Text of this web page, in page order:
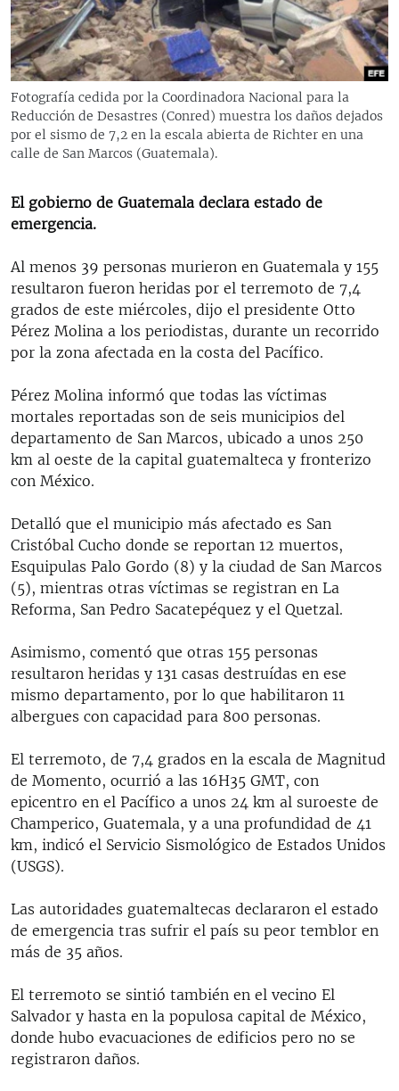
RADIO MARTÍ
ESPECIALES
ESPECIALES
LA REALIDAD DE LA VIVIENDA EN CUBA
SER VIEJO EN CUBA
LOS SANTOS DE HIALEAH
LA INVASIÓN DE RUSIA A UCRANIA
MULTIMEDIA
EDITORIALES
SÍGUENOS
Fotografía cedida por la Coordinadora Nacional para la
Reducción de Desastres (Conred) muestra los daños dejados
por el sismo de 7,2 en la escala abierta de Richter en una
calle de San Marcos (Guatemala).
El gobierno de Guatemala declara estado de
emergencia.
Al menos 39 personas murieron en Guatemala y 155
resultaron fueron heridas por el terremoto de 7,4
grados de este miércoles, dijo el presidente Otto
Pérez Molina a los periodistas, durante un recorrido
por la zona afectada en la costa del Pacífico.
Pérez Molina informó que todas las víctimas
mortales reportadas son de seis municipios del
departamento de San Marcos, ubicado a unos 250
km al oeste de la capital guatemalteca y fronterizo
con México.
Detalló que el municipio más afectado es San
Cristóbal Cucho donde se reportan 12 muertos,
Esquipulas Palo Gordo (8) y la ciudad de San Marcos
(5), mientras otras víctimas se registran en La
Reforma, San Pedro Sacatepéquez y el Quetzal.
Asimismo, comentó que otras 155 personas
resultaron heridas y 131 casas destruídas en ese
mismo departamento, por lo que habilitaron 11
albergues con capacidad para 800 personas.
El terremoto, de 7,4 grados en la escala de Magnitud
de Momento, ocurrió a las 16H35 GMT, con
epicentro en el Pacífico a unos 24 km al suroeste de
Champerico, Guatemala, y a una profundidad de 41
km, indicó el Servicio Sismológico de Estados Unidos
(USGS).
Las autoridades guatemaltecas declararon el estado
de emergencia tras sufrir el país su peor temblor en
más de 35 años.
El terremoto se sintió también en el vecino El
Salvador y hasta en la populosa capital de México,
donde hubo evacuaciones de edificios pero no se
registraron daños.